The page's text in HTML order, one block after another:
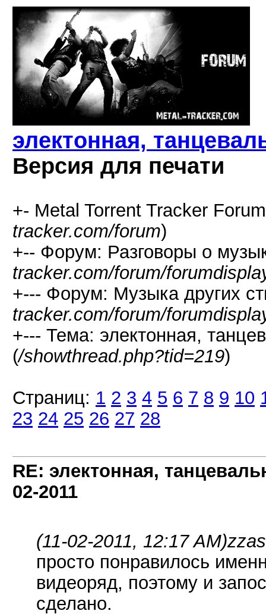
электонная,
Версия для печати
+- Metal Torrent Tracker
tracker.com/forum)
+-- Форум: Разговоры о
tracker.com/forum/
+--- Форум: Музыка других
tracker.com/forum/
+--- Тема: электонная,
(/showthread.php?tid=219)
Страниц: 1 2 3 4 5 6 7 8 9 10
23 24 25 26 27 28
RE: электонная,
02-2011
(11-02-2011, 12:17 AM)
просто понравилось
видеоряд, поэтому и
сделано.